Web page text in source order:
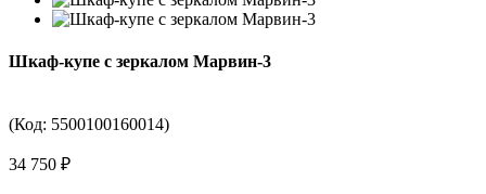
Шкаф-купе с зеркалом Марвин-3
(Код: 5500100160014)
34 750 ₽